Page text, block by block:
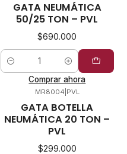
GATA NEUMÁTICA
50/25 TON – PVL
$690.000
Cantidad
Comprar ahora
MR8004 PVL
GATA BOTELLA
NEUMÁTICA 20 TON –
PVL
$299.000